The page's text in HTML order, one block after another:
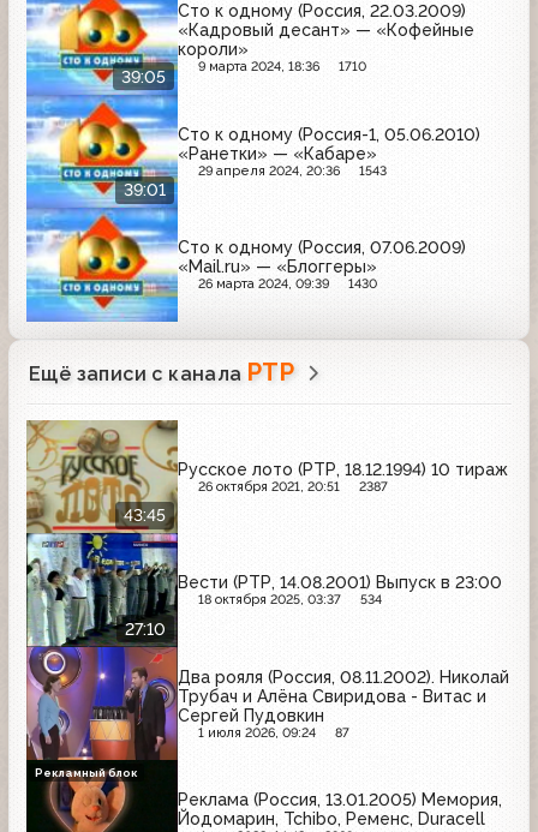
39:05
Сто к одному (Россия, 22.03.2009)
«Кадровый десант» — «Кофейные
короли»
9 марта 2024, 18:36 1710
39:01
Сто к одному (Россия-1, 05.06.2010)
«Ранетки» — «Кабаре»
29 апреля 2024, 20:36 1543
Сто к одному (Россия, 07.06.2009)
«Mail.ru» — «Блоггеры»
26 марта 2024, 09:39 1430
Ещё записи с канала РТР
43:45
Русское лото (РТР, 18.12.1994) 10 тираж
26 октября 2021, 20:51 2387
27:10
Вести (РТР, 14.08.2001) Выпуск в 23:00
18 октября 2025, 03:37 534
Два рояля (Россия, 08.11.2002). Николай
Трубач и Алёна Свиридова - Витас и
Сергей Пудовкин
1 июля 2026, 09:24 87
Реклама (Россия, 13.01.2005) Мемория,
Йодомарин, Tchibo, Ременс, Duracell
Рекламный блок